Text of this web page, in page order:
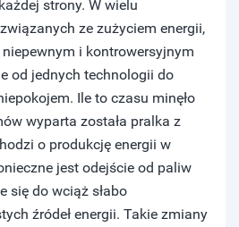
strony. W wielu
ze zużyciem energii,
i kontrowersyjnym
od jednych technologii do
Ile to czasu minęło
wyparta została pralka z
o produkcję energii w
jest odejście od paliw
się do wciąż słabo
źródeł energii. Takie zmiany